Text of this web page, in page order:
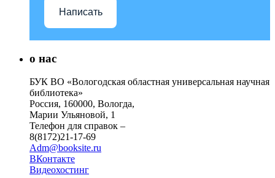
Написать
о нас
БУК ВО «Вологодская областная универсальная научная
библиотека»
Россия, 160000, Вологда,
Марии Ульяновой, 1
Телефон для справок –
8(8172)21-17-69
Adm@booksite.ru
ВКонтакте
Видеохостинг